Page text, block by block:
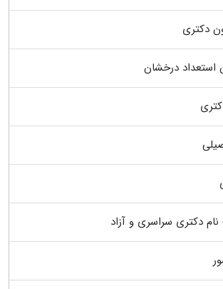
دکتری
استعداد درخشان
نام دکتری سراسری و آزاد